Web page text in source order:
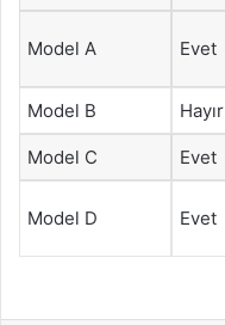
Model A Evet
Model B Hayır
Model C Evet
Model D Evet